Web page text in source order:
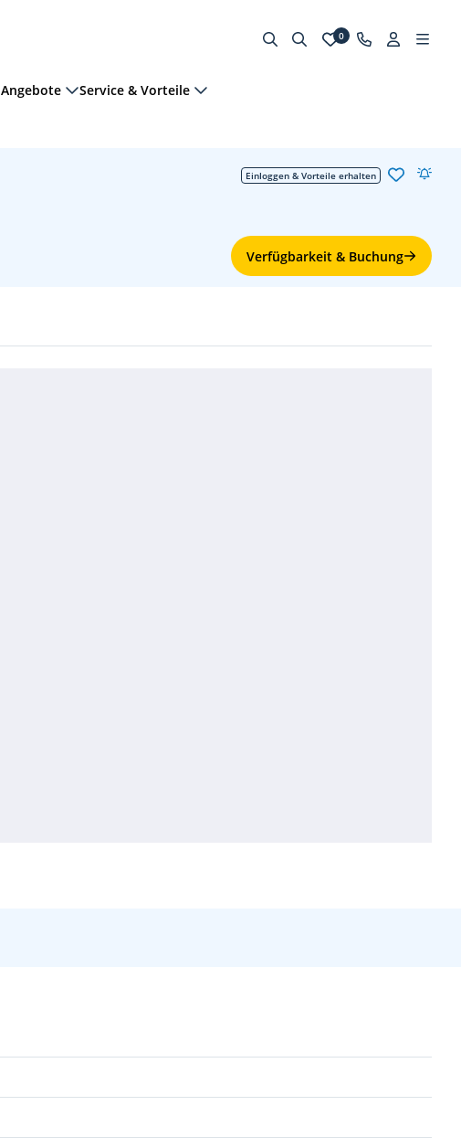
0
Angebote Service & Vorteile
Einloggen & Vorteile erhalten
Verfügbarkeit & Buchung